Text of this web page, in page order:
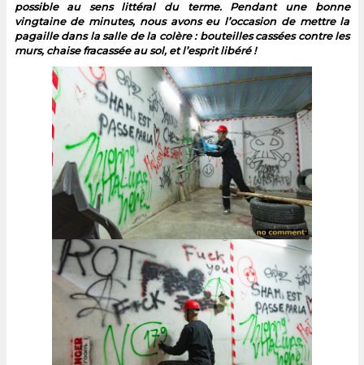
possible au sens littéral du terme. Pendant une bonne
vingtaine de minutes, nous avons eu l’occasion de mettre la
pagaille dans la salle de la colère : bouteilles cassées contre les
murs, chaise fracassée au sol, et l’esprit libéré !